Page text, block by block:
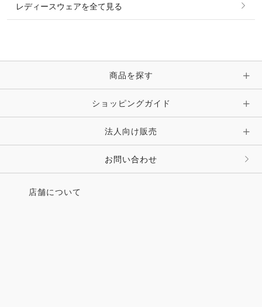
時計・財布・キーケース・革小物
キーホルダー・チャーム・ストラップ
その他 ファッション雑貨
ピン・ブローチ・コサージュ
その他 アクセサリー
レディースウェアを全て見る
商品を探す
ショッピングガイド
法人向け販売
お問い合わせ
店舗について